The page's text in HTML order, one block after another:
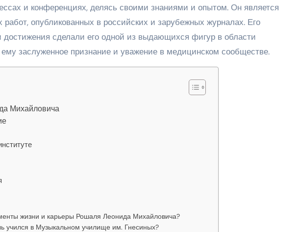
и конференциях, делясь своими знаниями и опытом. Он является
опубликованных в российских и зарубежных журналах. Его
достижения сделали его одной из выдающихся фигур в области
заслуженное признание и уважение в медицинском сообществе.
Михайловича
жизни и карьеры Рошаля Леонида Михайловича?
учился в Музыкальном училище им. Гнесиных?